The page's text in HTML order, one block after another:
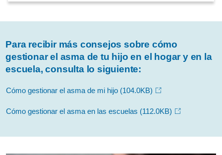
Para recibir más consejos sobre cómo
gestionar el asma de tu hijo en el hogar y en la
escuela, consulta lo siguiente:
Cómo gestionar el asma de mi hijo (104.0KB)
Cómo gestionar el asma en las escuelas (112.0KB)